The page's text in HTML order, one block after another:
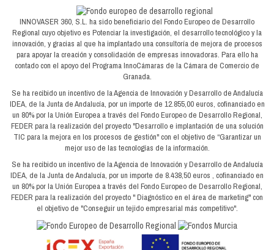
INNOVASER 360, S.L. ha sido beneficiario del Fondo Europeo de Desarrollo
Regional cuyo objetivo es Potenciar la investigación, el desarrollo tecnológico y la
innovación, y gracias al que ha implantado una consultoría de mejora de procesos
para apoyar la creación y consolidación de empresas innovadoras. Para ello ha
contado con el apoyo del Programa InnoCámaras de la Cámara de Comercio de
Granada.
Se ha recibido un incentivo de la Agencia de Innovación y Desarrollo de Andalucía
IDEA, de la Junta de Andalucía, por un importe de 12.855,00 euros, cofinanciado en
un 80% por la Unión Europea a través del Fondo Europeo de Desarrollo Regional,
FEDER para la realización del proyecto "Desarrollo e implantación de una solución
TIC para la mejora en los procesos de gestión" con el objetivo de “Garantizar un
mejor uso de las tecnologías de la información.
Se ha recibido un incentivo de la Agencia de Innovación y Desarrollo de Andalucía
IDEA, de la Junta de Andalucía, por un importe de 8.438,50 euros , cofinanciado en
un 80% por la Unión Europea a través del Fondo Europeo de Desarrollo Regional,
FEDER para la realización del proyecto " Diagnóstico en el área de marketing" con
el objetivo de "Conseguir un tejido empresarial más competitivo".